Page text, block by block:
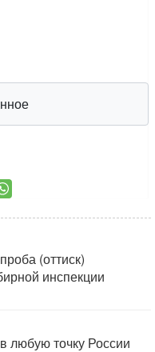
(оттиск)
инспекции
любую точку России